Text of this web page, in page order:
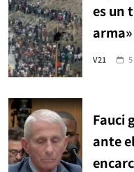
es un
arma»
V21 5
Fauci
ante